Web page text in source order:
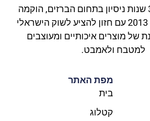
עם למעלה מ-30 שנות ניסיון בתחום הברזים, הוקמה
זהבי סחר בשנת 2013 עם חזון להציע לשוק הישראלי
של מוצרים איכותיים ומעוצבים
למטבח ולאמבט.
מפת האתר
בית
קטלוג